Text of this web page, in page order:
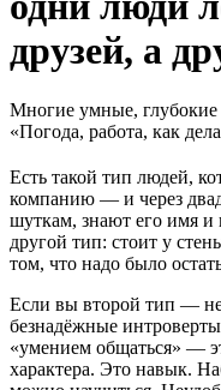
друзей, а
Многие умные, глубокие
«Погода, работа, как
Есть такой тип людей,
компанию — и через
шуткам, знают его имя и
другой тип: стоит у
том, что надо было
Если вы второй тип — не
безнадёжные
«умением общаться» —
характера. Это навык.